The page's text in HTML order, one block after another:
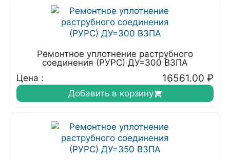
Ремонтное уплотнение раструбного
соединения (РУРС) ДУ=300 ВЗПА
Цена :
16561.00 ₽
Добавить в корзину